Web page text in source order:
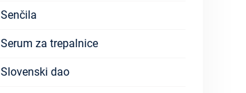
Senčila
Serum za trepalnice
Slovenski dao